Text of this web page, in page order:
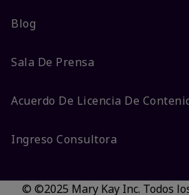
Blog
Sala De Prensa
Acuerdo De Licencia De
Ingreso Consultora
© ©2025 Mary Kay Inc. Todos